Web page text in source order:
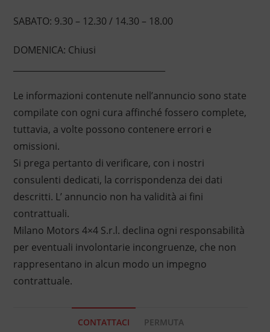
SABATO: 9.30 – 12.30 / 14.30 – 18.00
DOMENICA: Chiusi
Le informazioni contenute nell’annuncio sono state
compilate con ogni cura affinché fossero complete,
tuttavia, a volte possono contenere errori e
omissioni.
Si prega pertanto di verificare, con i nostri
consulenti dedicati, la corrispondenza dei dati
descritti. L’ annuncio non ha validità ai fini
contrattuali.
Milano Motors 4×4 S.r.l. declina ogni responsabilità
per eventuali involontarie incongruenze, che non
rappresentano in alcun modo un impegno
contrattuale.
CONTATTACI PERMUTA